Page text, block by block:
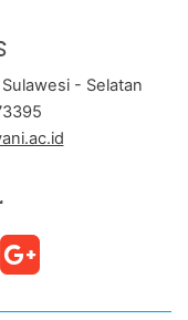
- Selatan